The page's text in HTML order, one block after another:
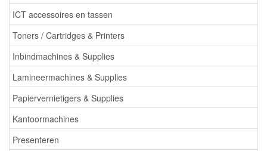
ICT accessoires en tassen
Toners / Cartridges & Printers
Inbindmachines & Supplies
Lamineermachines & Supplies
Papiervernietigers & Supplies
Kantoormachines
Presenteren